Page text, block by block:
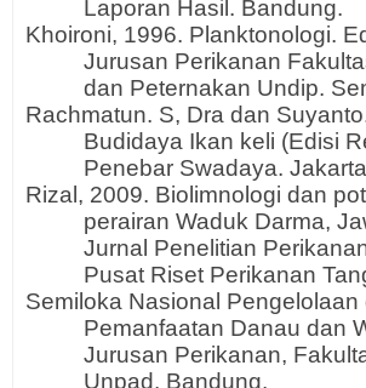
Laporan Hasil. Bandung.
Khoironi, 1996. Planktonologi.
Jurusan Perikanan
dan Peternakan Undip.
Rachmatun. S, Dra dan
Budidaya Ikan keli (Edisi
Penebar Swadaya.
Rizal, 2009. Biolimnologi dan
perairan Waduk Darma,
Jurnal Penelitian
Pusat Riset Perikanan
Semiloka Nasional Pengelolaan
Pemanfaatan Danau dan
Jurusan Perikanan,
Unpad. Bandung.